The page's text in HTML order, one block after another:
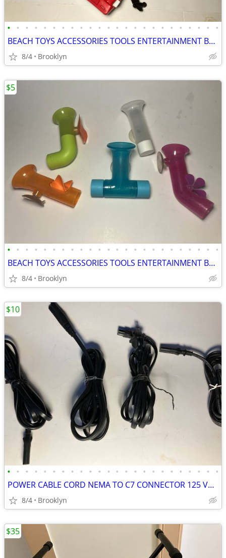
• • • • • • • • • • • • • • • • • • • • • • • •
BEACH TOYS ACCESSORIES TOOLS ENTERTAINMENT BREAKAWAY KIDS OUTDOOR FUN
8/4 Brooklyn
• • • • • • • • • • • • • • • • • • • • • • • •
BEACH TOYS ACCESSORIES TOOLS ENTERTAINMENT BREAKAWAY KIDS OUTDOOR FUN
8/4 Brooklyn
$5
• • • • • • • • • • • • • • • • • • • • • • • •
POWER CABLE CORD NEMA TO C7 CONNECTOR 125 VOLT 6FT BLACK PV INSULATION
8/4 Brooklyn
$10
$35